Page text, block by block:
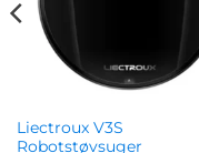
Liectroux V3S
Robotstøvsuger